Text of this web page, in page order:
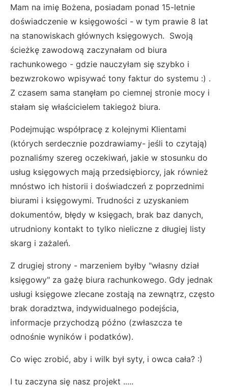
Mam na imię Bożena, posiadam ponad 15-letnie
doświadczenie w księgowości - w tym prawie 8 lat
na stanowiskach głównych księgowych. Swoją
ścieżkę zawodową zaczynałam od biura
rachunkowego - gdzie nauczyłam się szybko i
bezwzrokowo wpisywać tony faktur do systemu :) .
Z czasem sama stanęłam po ciemnej stronie mocy i
stałam się właścicielem takiegoż biura.
Podejmując współpracę z kolejnymi Klientami
(których serdecznie pozdrawiamy- jeśli to czytają)
poznaliśmy szereg oczekiwań, jakie w stosunku do
usług księgowych mają przedsiębiorcy, jak również
mnóstwo ich historii i doświadczeń z poprzednimi
biurami i księgowymi. Trudności z uzyskaniem
dokumentów, błędy w księgach, brak baz danych,
utrudniony kontakt to tylko nieliczne z długiej listy
skarg i zażaleń.
Z drugiej strony - marzeniem byłby "własny dział
księgowy" za gażę biura rachunkowego. Gdy jednak
usługi księgowe zlecane zostają na zewnątrz, często
brak doradztwa, indywidualnego podejścia,
informacje przychodzą późno (zwłaszcza te
odnośnie wyników i podatków).
Co więc zrobić, aby i wilk był syty, i owca cała? :)
I tu zaczyna się nasz projekt .....